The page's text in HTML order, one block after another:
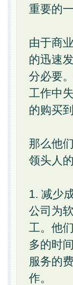
重要的一
由于商
的迅速
分必要
工作中
的购买
那么他
领头人
1. 减少
公司为
工。他
多的时
服务的
作。